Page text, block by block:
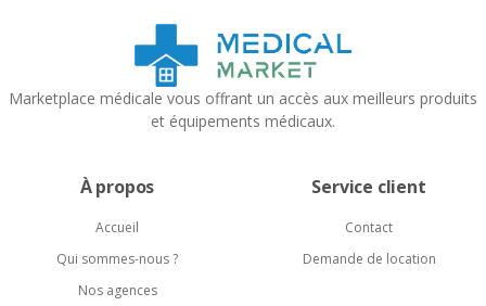
Marketplace médicale vous offrant un accès aux meilleurs produits
et équipements médicaux.
À propos
Accueil
Qui sommes-nous ?
Nos agences
Service client
Contact
Demande de location